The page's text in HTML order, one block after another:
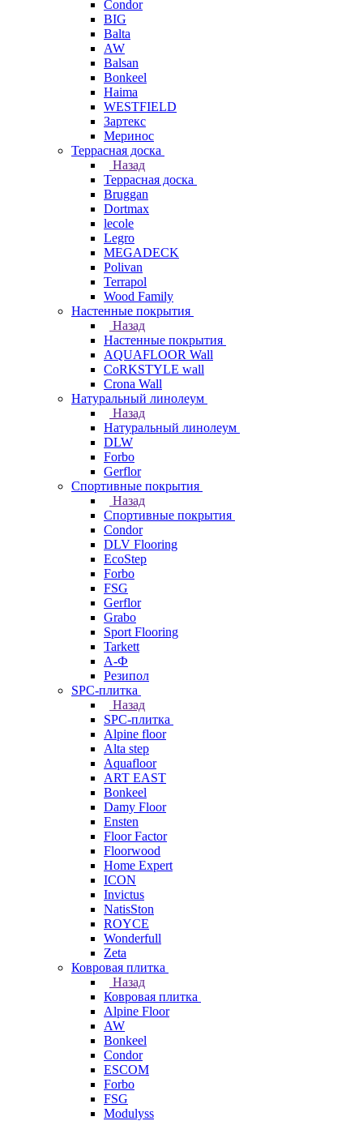
Condor
BIG
Balta
AW
Balsan
Bonkeel
Haima
WESTFIELD
Зартекс
Меринос
Террасная доска
Назад
Террасная доска
Bruggan
Dortmax
lecole
Legro
MEGADECK
Polivan
Terrapol
Wood Family
Настенные покрытия
Назад
Настенные покрытия
AQUAFLOOR Wall
CoRKSTYLE wall
Crona Wall
Натуральный линолеум
Назад
Натуральный линолеум
DLW
Forbo
Gerflor
Спортивные покрытия
Назад
Спортивные покрытия
Condor
DLV Flooring
EcoStep
Forbo
FSG
Gerflor
Grabo
Sport Flooring
Tarkett
А-Ф
Резипол
SPC-плитка
Назад
SPC-плитка
Alpine floor
Alta step
Aquafloor
ART EAST
Bonkeel
Damy Floor
Ensten
Floor Factor
Floorwood
Home Expert
ICON
Invictus
NatisSton
ROYCE
Wonderfull
Zeta
Ковровая плитка
Назад
Ковровая плитка
Alpine Floor
AW
Bonkeel
Condor
ESCOM
Forbo
FSG
Modulyss